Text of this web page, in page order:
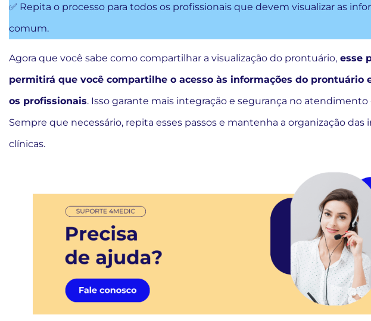
✅ Repita o processo para todos os profissionais que devem visualizar as
comum.
Agora que você sabe como compartilhar a visualização do prontuário, esse
permitirá que você compartilhe o acesso às informações do prontuário
os profissionais. Isso garante mais integração e segurança no
Sempre que necessário, repita esses passos e mantenha a organização das
clínicas.